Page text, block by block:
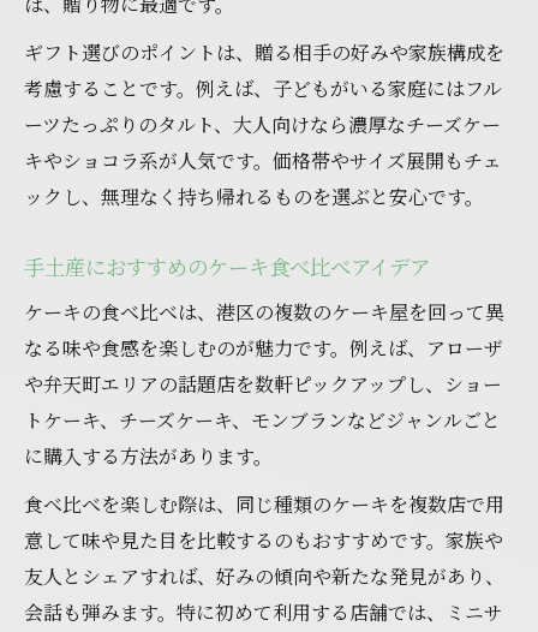
ギフト選びのポイントは、贈る相手の好みや家族構成を
考慮することです。例えば、子どもがいる家庭にはフル
ーツたっぷりのタルト、大人向けなら濃厚なチーズケー
キやショコラ系が人気です。価格帯やサイズ展開もチェ
ックし、無理なく持ち帰れるものを選ぶと安心です。
手土産におすすめのケーキ食べ比べアイデア
ケーキの食べ比べは、港区の複数のケーキ屋を回って異
なる味や食感を楽しむのが魅力です。例えば、アローザ
や弁天町エリアの話題店を数軒ピックアップし、ショー
トケーキ、チーズケーキ、モンブランなどジャンルごと
に購入する方法があります。
食べ比べを楽しむ際は、同じ種類のケーキを複数店で用
意して味や見た目を比較するのもおすすめです。家族や
友人とシェアすれば、好みの傾向や新たな発見があり、
会話も弾みます。特に初めて利用する店舗では、ミニサ